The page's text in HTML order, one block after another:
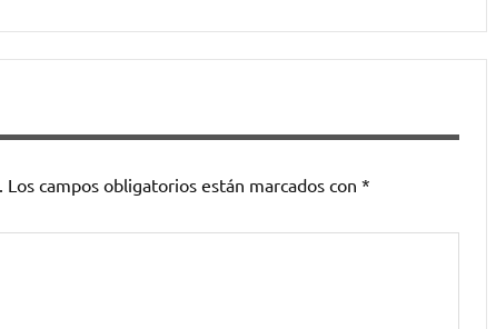
Los campos obligatorios están marcados con *